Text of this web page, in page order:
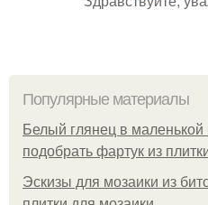
Популярные материалы
Белый глянец в маленькой
подобрать фартук из
Эскизы для мозаики из